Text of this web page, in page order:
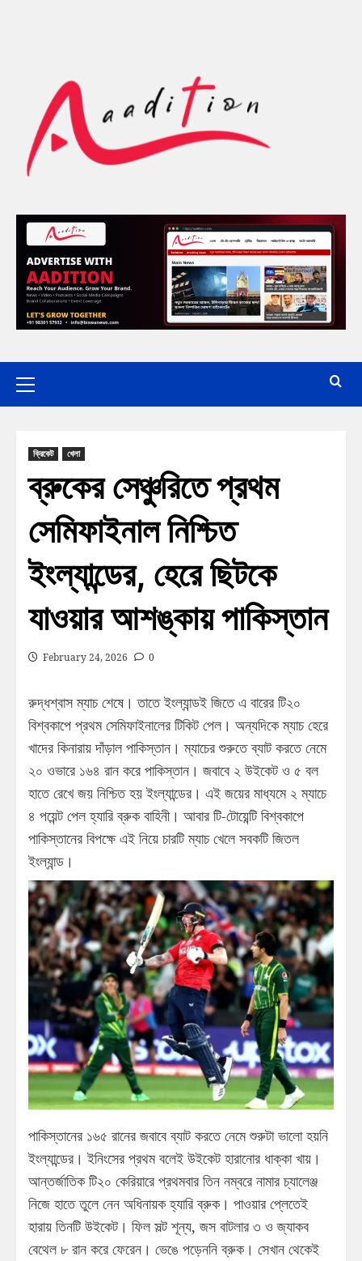
ক্রিকেট খেলা
ব্রুকের সেঞ্চুরিতে প্রথম
সেমিফাইনাল নিশ্চিত
ইংল্যান্ডের, হেরে ছিটকে
যাওয়ার আশঙ্কায় পাকিস্তান
February 24, 2026 0
রুদ্ধশ্বাস ম্যাচ শেষে। তাতে ইংল্যান্ডই জিতে এ বারের টি২০
বিশ্বকাপে প্রথম সেমিফাইনালের টিকিট পেল। অন্যদিকে ম্যাচ হেরে
খাদের কিনারায় দাঁড়াল পাকিস্তান। ম্যাচের শুরুতে ব্যাট করতে নেমে
২০ ওভারে ১৬৪ রান করে পাকিস্তান। জবাবে ২ উইকেট ও ৫ বল
হাতে রেখে জয় নিশ্চিত হয় ইংল্যান্ডের। এই জয়ের মাধ্যমে ২ ম্যাচে
৪ পয়েন্ট পেল হ্যারি ব্রুক বাহিনী। আবার টি-টোয়েন্টি বিশ্বকাপে
পাকিস্তানের বিপক্ষে এই নিয়ে চারটি ম্যাচ খেলে সবকটি জিতল
ইংল্যান্ড।
পাকিস্তানের ১৬৫ রানের জবাবে ব্যাট করতে নেমে শুরুটা ভালো হয়নি
ইংল্যান্ডের। ইনিংসের প্রথম বলেই উইকেট হারানোর ধাক্কা খায়।
আন্তর্জাতিক টি২০ কেরিয়ারে প্রথমবার তিন নম্বরে নামার চ্যালেঞ্জ
নিজে হাতে তুলে নেন অধিনায়ক হ্যারি ব্রুক। পাওয়ার প্লেতেই
হারায় তিনটি উইকেট। ফিল সল্ট শূন্য, জস বাটলার ৩ ও জ্যাকব
বেথেল ৮ রান করে ফেরেন। ভেঙে পড়েননি ব্রুক। সেখান থেকেই